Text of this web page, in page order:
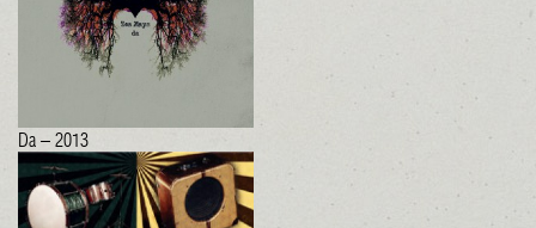
Da – 2013